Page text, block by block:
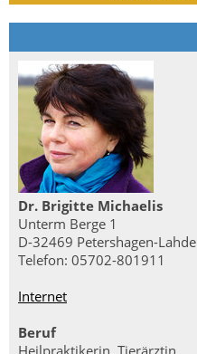
Dr. Brigitte Michaelis
Unterm Berge 1
D-32469 Petershagen-Lahde
Telefon: 05702-801911
Internet
Beruf
Heilpraktikerin, Tierärztin